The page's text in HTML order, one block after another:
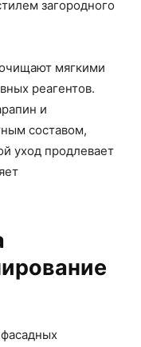
загородного
мягкими
реагентов.
и
составом,
уход продлевает